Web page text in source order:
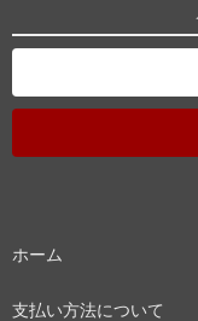
ホーム
支払い方法について